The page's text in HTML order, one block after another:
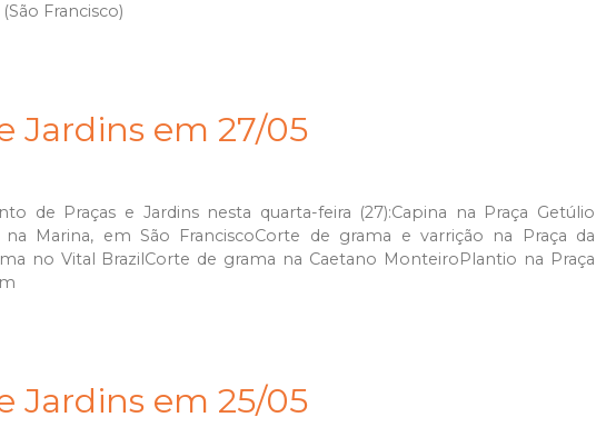
Francisco)
Jardins em 27/05
de Praças e Jardins nesta quarta-feira (27):Capina na Praça Getúlio
Marina, em São FranciscoCorte de grama e varrição na Praça da
no Vital BrazilCorte de grama na Caetano MonteiroPlantio na Praça
Jardins em 25/05